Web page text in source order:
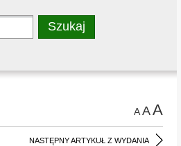
AAA
NASTĘPNY ARTYKUŁ Z WYDANIA